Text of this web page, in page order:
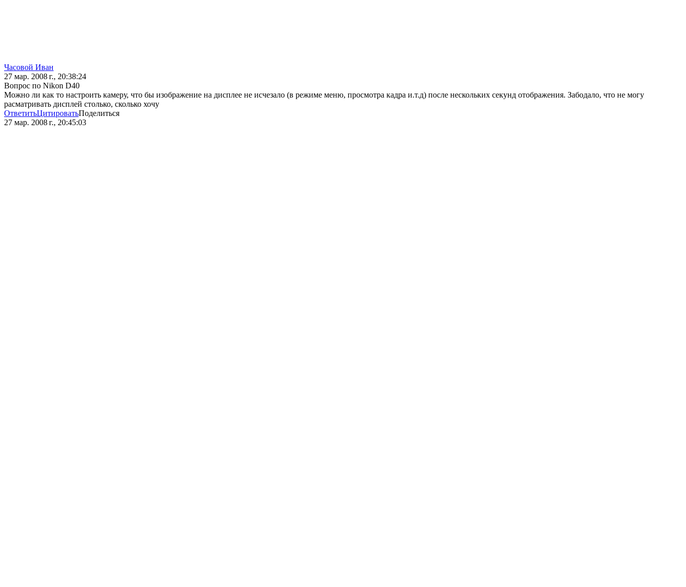
Часовой Иван
27 мар. 2008 г., 20:38:24
Вопрос по Nikon D40
Можно ли как то настроить камеру, что бы изображение на дисплее не исчезало (в режиме меню, просмотра кадра и.т.д) после нескольких секунд отображения. Забодало, что не могу
расматривать дисплей столько, сколько хочу
ОтветитьЦитироватьПоделиться
27 мар. 2008 г., 20:45:03